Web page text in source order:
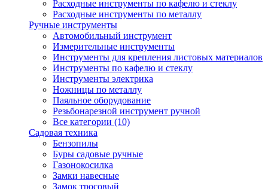
Расходные инструменты по кафелю и стеклу
Расходные инструменты по металлу
Ручные инструменты
Автомобильный инструмент
Измерительные инструменты
Инструменты для крепления листовых материалов
Инструменты по кафелю и стеклу
Инструменты электрика
Ножницы по металлу
Паяльное оборудование
Резьбонарезной инструмент ручной
Все категории (10)
Садовая техника
Бензопилы
Буры садовые ручные
Газонокосилка
Замки навесные
Замок тросовый